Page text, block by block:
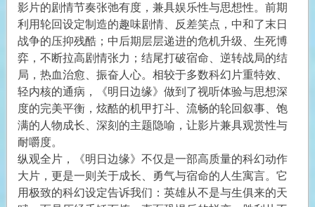
影片的剧情节奏张弛有度，兼具娱乐性与思想性。前期
利用轮回设定制造的趣味剧情、反差笑点，中和了末日
战争的压抑残酷；中后期层层递进的危机升级、生死博
弈，不断拉高剧情张力；结尾打破宿命、逆转战局的结
局，热血治愈、振奋人心。相较于多数科幻片重特效、
轻内核的通病，《明日边缘》做到了视听体验与思想深
度的完美平衡，炫酷的机甲打斗、流畅的轮回叙事、饱
满的人物成长、深刻的主题隐喻，让影片兼具观赏性与
耐嚼度。
纵观全片，《明日边缘》不仅是一部高质量的科幻动作
大片，更是一则关于成长、勇气与宿命的人生寓言。它
用极致的科幻设定告诉我们：英雄从不是与生俱来的天